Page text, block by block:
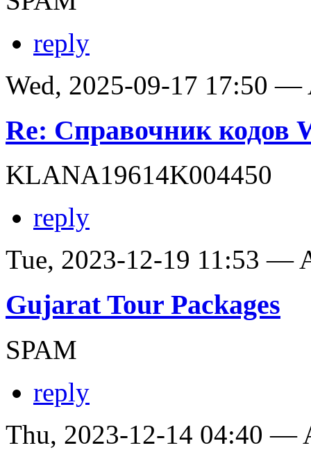
reply
Wed, 2025-09-17 17:50 —
Re: Справочник кодов
KLANA19614K004450
reply
Tue, 2023-12-19 11:53 —
Gujarat Tour Packages
SPAM
reply
Thu, 2023-12-14 04:40 —